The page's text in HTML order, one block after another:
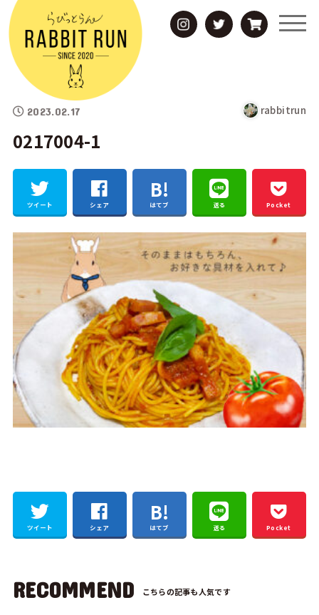
2023.02.17 rabbitrun
0217004-1
ツイート シェア はてブ 送る Pocket
ツイート シェア はてブ 送る Pocket
RECOMMEND